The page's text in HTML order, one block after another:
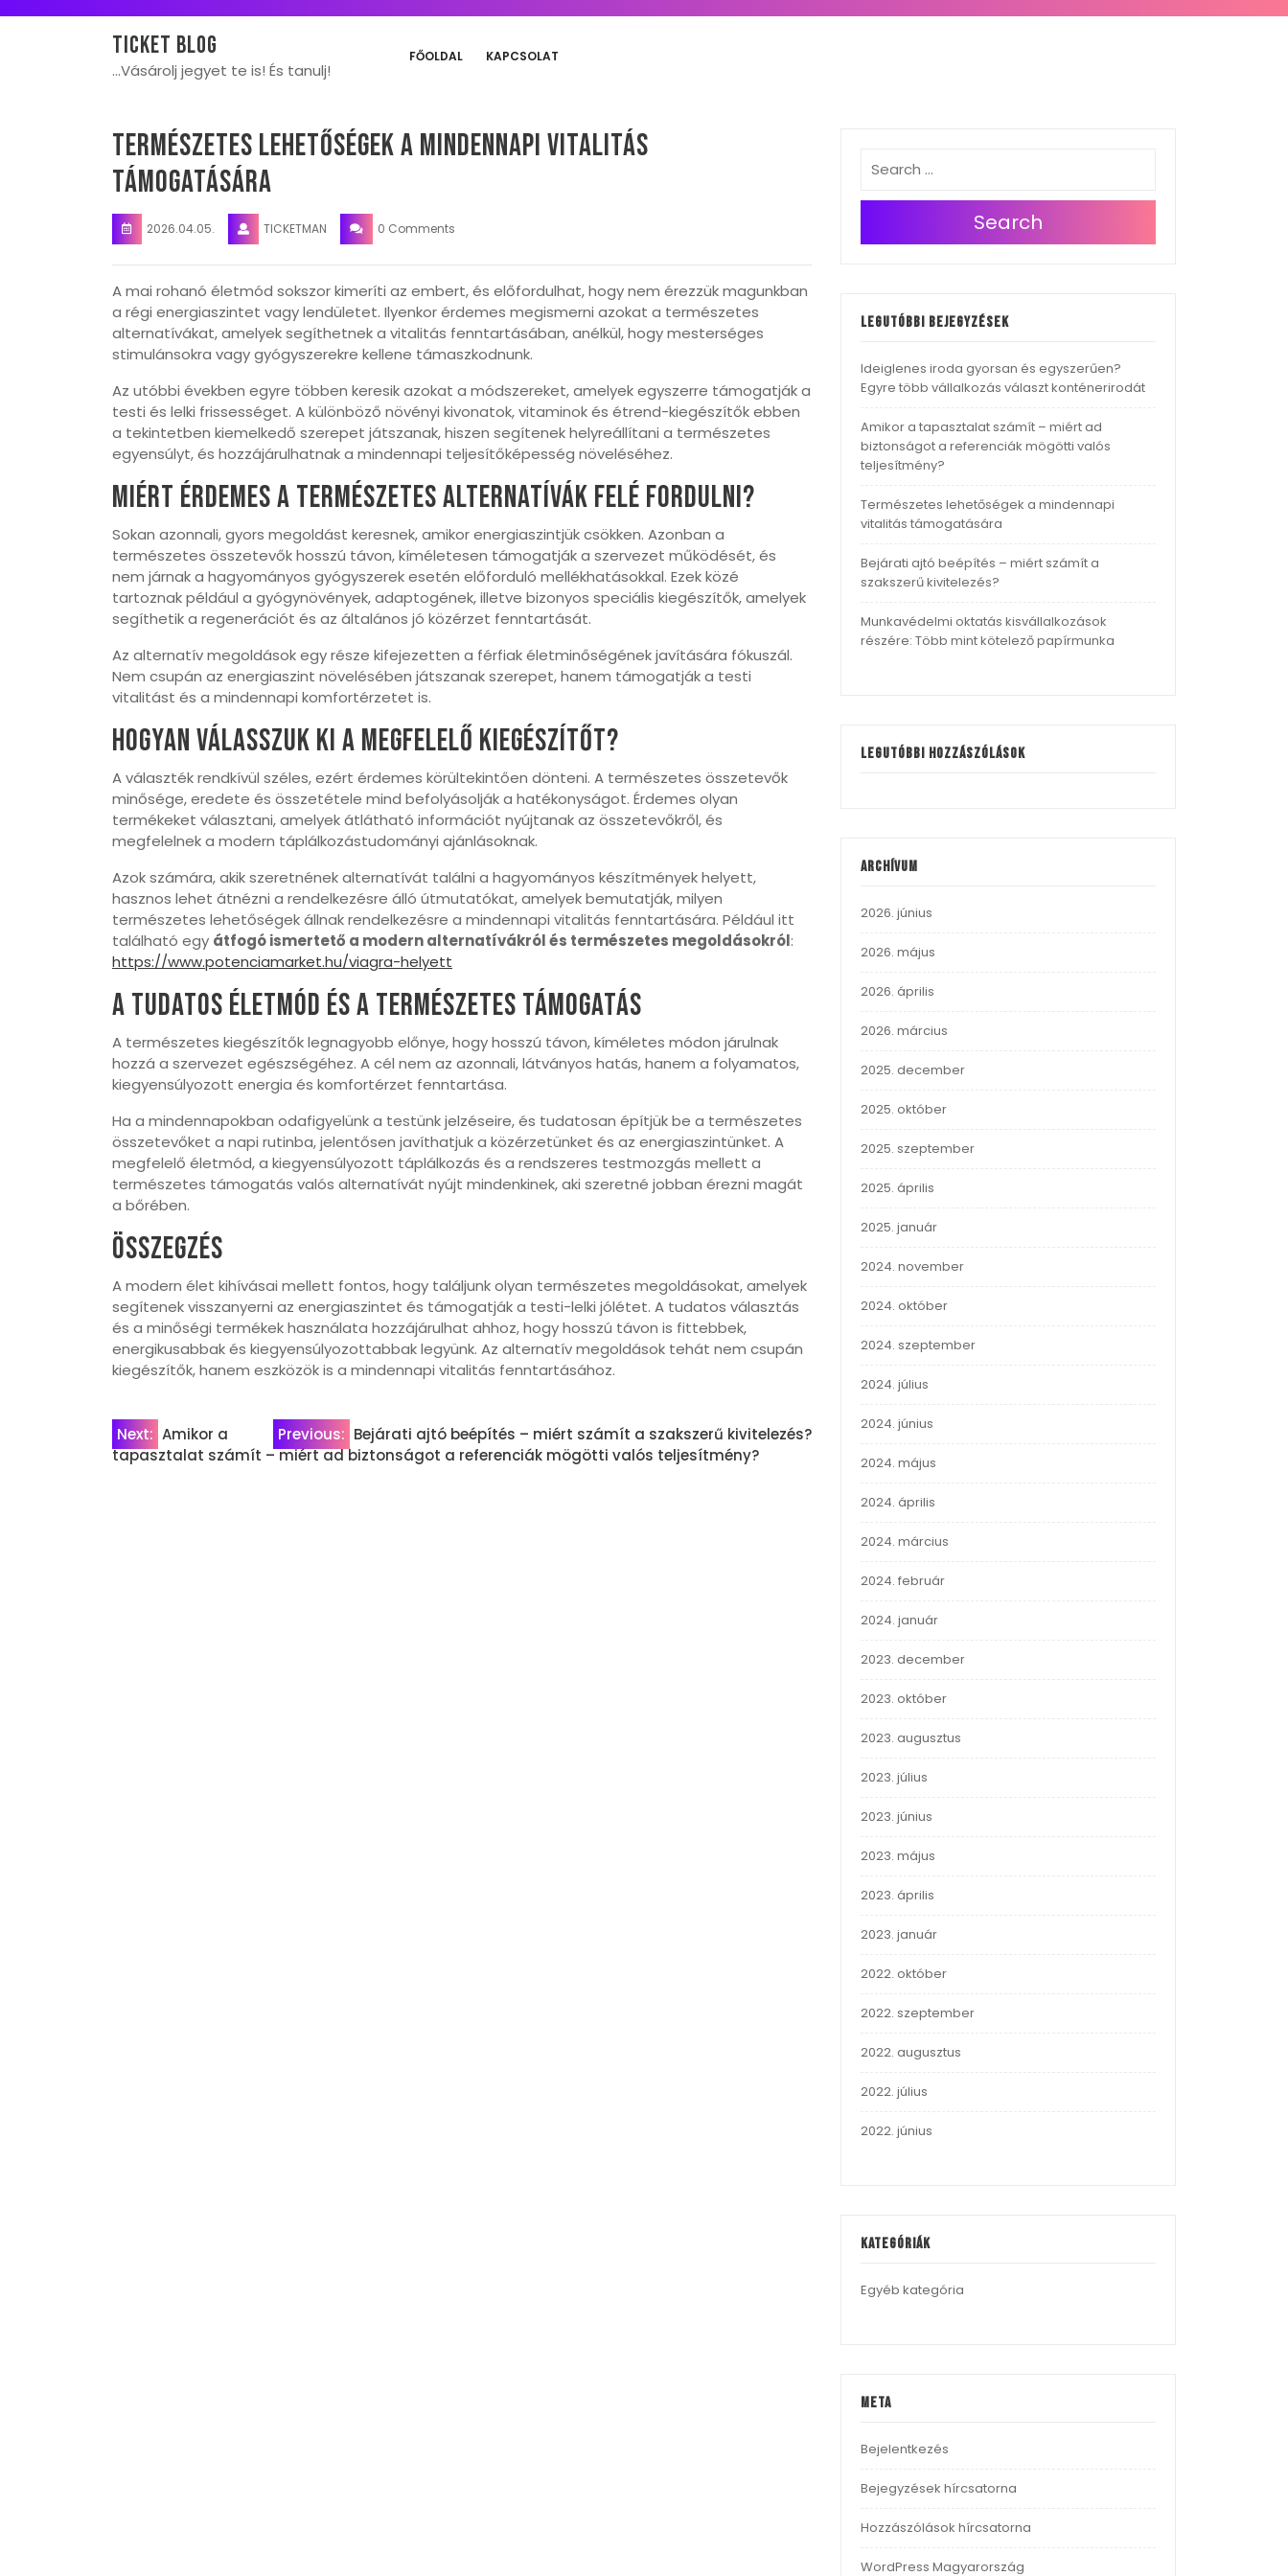
Ticket blog
…Vásárolj jegyet te is! És tanulj!
FŐOLDAL KAPCSOLAT
Természetes lehetőségek a mindennapi vitalitás
támogatására
2026.04.05. TICKETMAN 0 Comments
A mai rohanó életmód sokszor kimeríti az embert, és előfordulhat, hogy nem érezzük magunkban
a régi energiaszintet vagy lendületet. Ilyenkor érdemes megismerni azokat a természetes
alternatívákat, amelyek segíthetnek a vitalitás fenntartásában, anélkül, hogy mesterséges
stimulánsokra vagy gyógyszerekre kellene támaszkodnunk.
Az utóbbi években egyre többen keresik azokat a módszereket, amelyek egyszerre támogatják a
testi és lelki frissességet. A különböző növényi kivonatok, vitaminok és étrend-kiegészítők ebben
a tekintetben kiemelkedő szerepet játszanak, hiszen segítenek helyreállítani a természetes
egyensúlyt, és hozzájárulhatnak a mindennapi teljesítőképesség növeléséhez.
Miért érdemes a természetes alternatívák felé fordulni?
Sokan azonnali, gyors megoldást keresnek, amikor energiaszintjük csökken. Azonban a
természetes összetevők hosszú távon, kíméletesen támogatják a szervezet működését, és
nem járnak a hagyományos gyógyszerek esetén előforduló mellékhatásokkal. Ezek közé
tartoznak például a gyógynövények, adaptogének, illetve bizonyos speciális kiegészítők, amelyek
segíthetik a regenerációt és az általános jó közérzet fenntartását.
Az alternatív megoldások egy része kifejezetten a férfiak életminőségének javítására fókuszál.
Nem csupán az energiaszint növelésében játszanak szerepet, hanem támogatják a testi
vitalitást és a mindennapi komfortérzetet is.
Hogyan válasszuk ki a megfelelő kiegészítőt?
A választék rendkívül széles, ezért érdemes körültekintően dönteni. A természetes összetevők
minősége, eredete és összetétele mind befolyásolják a hatékonyságot. Érdemes olyan
termékeket választani, amelyek átlátható információt nyújtanak az összetevőkről, és
megfelelnek a modern táplálkozástudományi ajánlásoknak.
Azok számára, akik szeretnének alternatívát találni a hagyományos készítmények helyett,
hasznos lehet átnézni a rendelkezésre álló útmutatókat, amelyek bemutatják, milyen
természetes lehetőségek állnak rendelkezésre a mindennapi vitalitás fenntartására. Például itt
található egy átfogó ismertető a modern alternatívákról és természetes megoldásokról:
https://www.potenciamarket.hu/viagra-helyett
A tudatos életmód és a természetes támogatás
A természetes kiegészítők legnagyobb előnye, hogy hosszú távon, kíméletes módon járulnak
hozzá a szervezet egészségéhez. A cél nem az azonnali, látványos hatás, hanem a folyamatos,
kiegyensúlyozott energia és komfortérzet fenntartása.
Ha a mindennapokban odafigyelünk a testünk jelzéseire, és tudatosan építjük be a természetes
összetevőket a napi rutinba, jelentősen javíthatjuk a közérzetünket és az energiaszintünket. A
megfelelő életmód, a kiegyensúlyozott táplálkozás és a rendszeres testmozgás mellett a
természetes támogatás valós alternatívát nyújt mindenkinek, aki szeretné jobban érezni magát
a bőrében.
Összegzés
A modern élet kihívásai mellett fontos, hogy találjunk olyan természetes megoldásokat, amelyek
segítenek visszanyerni az energiaszintet és támogatják a testi-lelki jólétet. A tudatos választás
és a minőségi termékek használata hozzájárulhat ahhoz, hogy hosszú távon is fittebbek,
energikusabbak és kiegyensúlyozottabbak legyünk. Az alternatív megoldások tehát nem csupán
kiegészítők, hanem eszközök is a mindennapi vitalitás fenntartásához.
Bejegyzés
Previous: Bejárati ajtó beépítés – miért számít a szakszerű kivitelezés?
Next: Amikor a
tapasztalat számít – miért ad biztonságot a referenciák mögötti valós teljesítmény?
Search
Legutóbbi bejegyzések
Ideiglenes iroda gyorsan és egyszerűen?
Egyre több vállalkozás választ konténerirodát
Amikor a tapasztalat számít – miért ad
biztonságot a referenciák mögötti valós
teljesítmény?
Természetes lehetőségek a mindennapi
vitalitás támogatására
Bejárati ajtó beépítés – miért számít a
szakszerű kivitelezés?
Munkavédelmi oktatás kisvállalkozások
részére: Több mint kötelező papírmunka
Legutóbbi hozzászólások
Archívum
2026. június
2026. május
2026. április
2026. március
2025. december
2025. október
2025. szeptember
2025. április
2025. január
2024. november
2024. október
2024. szeptember
2024. július
2024. június
2024. május
2024. április
2024. március
2024. február
2024. január
2023. december
2023. október
2023. augusztus
2023. július
2023. június
2023. május
2023. április
2023. január
2022. október
2022. szeptember
2022. augusztus
2022. július
2022. június
Kategóriák
Egyéb kategória
Meta
Bejelentkezés
Bejegyzések hírcsatorna
Hozzászólások hírcsatorna
WordPress Magyarország